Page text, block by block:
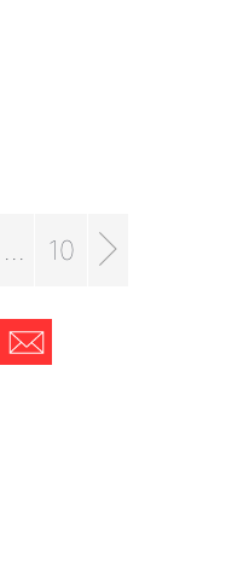
10